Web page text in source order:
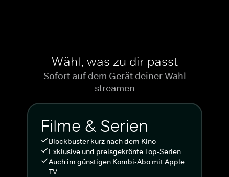
Wähl, was zu dir passt
Sofort auf dem Gerät deiner Wahl
streamen
Filme & Serien
Blockbuster kurz nach dem Kino
Exklusive und preisgekrönte Top-Serien
Auch im günstigen Kombi-Abo mit Apple
TV